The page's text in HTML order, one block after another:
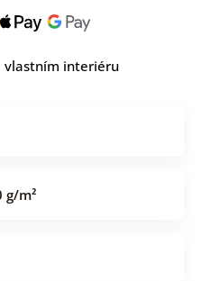
vlastním interiéru
g/m²